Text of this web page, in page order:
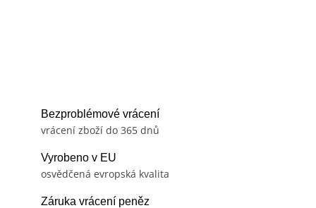
Bezproblémové vrácení
vrácení zboží do 365 dnů
Vyrobeno v EU
osvědčená evropská kvalita
Záruka vrácení peněz